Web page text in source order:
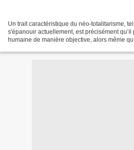
Un trait caractéristique du néo-totalitarisme,
s'épanouir actuellement, est précisément
humaine de manière objective, alors même